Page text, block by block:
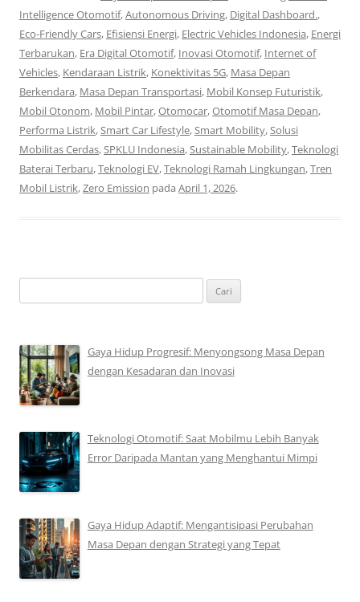
Intelligence Otomotif,Autonomous Driving, Digital Dashboard.,
Eco-Friendly Cars, Efisiensi Energi, Electric Vehicles Indonesia, Energi
Terbarukan, Era Digital Otomotif, Inovasi Otomotif, Internet of
Vehicles, Kendaraan Listrik, Konektivitas 5G, Masa Depan
Berkendara, Masa Depan Transportasi, Mobil Konsep Futuristik,
Mobil Otonom, Mobil Pintar,Otomocar,Otomotif Masa Depan,
Performa Listrik,Smart Car Lifestyle,Smart Mobility,Solusi
Mobilitas Cerdas,SPKLU Indonesia,Sustainable Mobility,Teknologi
Baterai Terbaru,Teknologi EV,Teknologi Ramah Lingkungan,Tren
Mobil Listrik,Zero Emission pada April 1, 2026.
untuk:
Gaya Hidup Progresif: Menyongsong Masa Depan
dengan Kesadaran dan Inovasi
Teknologi Otomotif: Saat Mobilmu Lebih Banyak
Error Daripada Mantan yang Menghantui Mimpi
Gaya Hidup Adaptif: Mengantisipasi Perubahan
Masa Depan dengan Strategi yang Tepat